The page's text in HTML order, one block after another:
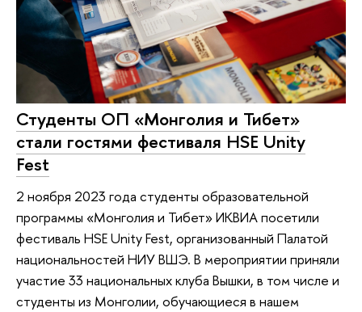
Студенты ОП «Монголия и Тибет»
стали гостями фестиваля HSE Unity
Fest
2 ноября 2023 года студенты образовательной
программы «Монголия и Тибет» ИКВИА посетили
фестиваль HSE Unity Fest, организованный Палатой
национальностей НИУ ВШЭ. В мероприятии приняли
участие 33 национальных клуба Вышки, в том числе и
студенты из Монголии, обучающиеся в нашем